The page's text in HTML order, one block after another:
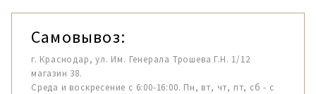
Самовывоз:
г. Краснодар, ул. Им. Генерала Трошева Г.Н. 1/12
магазин 38.
Среда и воскресение с 6:00-16:00. Пн, вт, чт, пт, сб - с